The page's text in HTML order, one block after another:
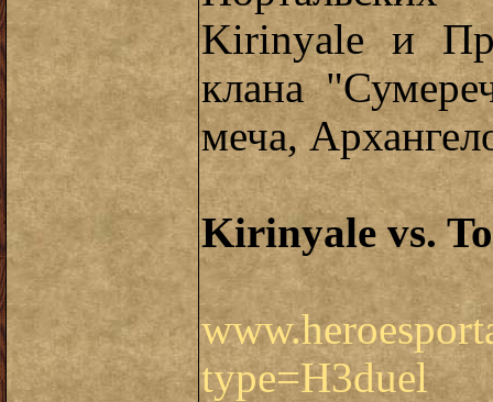
Kirinyale и
клана
меча,
Kirinyale vs.
type=H3duel